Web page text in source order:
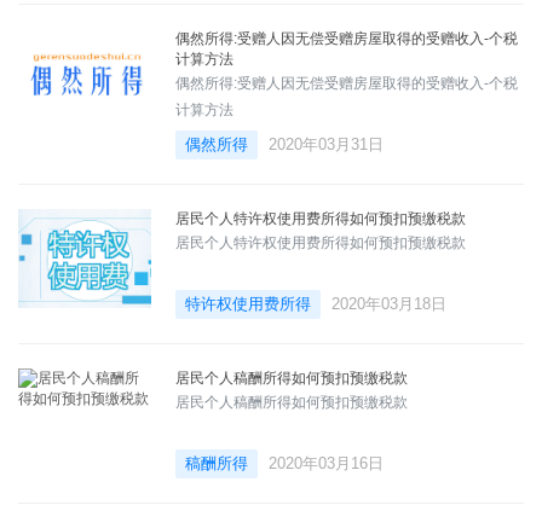
偶然所得:受赠人因无偿受赠房屋取得的受赠收入-个税
计算方法
偶然所得:受赠人因无偿受赠房屋取得的受赠收入-个税
计算方法
偶然所得 2020年03月31日
居民个人特许权使用费所得如何预扣预缴税款
居民个人特许权使用费所得如何预扣预缴税款
特许权使用费所得 2020年03月18日
居民个人稿酬所得如何预扣预缴税款
居民个人稿酬所得如何预扣预缴税款
稿酬所得 2020年03月16日